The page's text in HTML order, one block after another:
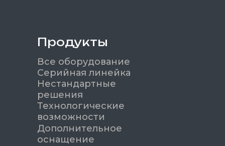
Продукты
Все оборудование
Серийная линейка
Нестандартные
решения
Технологические
возможности
Дополнительное
оснащение